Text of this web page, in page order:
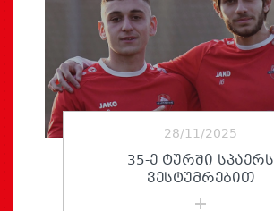
28/11/2025
35-Ე ᲢᲣᲠᲨᲘ ᲡᲞᲐᲔᲠᲡ
ᲕᲔᲡᲢᲣᲛᲠᲔᲑᲘᲗ